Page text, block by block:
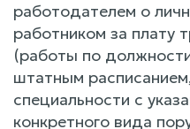
работодателем о
работником за плату
(работы по
штатным
специальности с
конкретного вида